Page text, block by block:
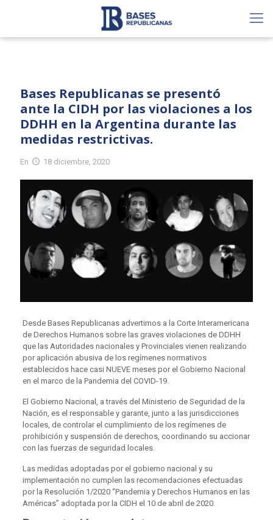
Bases Republicanas se presentó
ante la CIDH por las violaciones a los
DDHH en la Argentina durante las
medidas restrictivas.
En 18 diciembre, 2020
Desde Bases Republicanas advertimos a la Corte Interamericana
de Derechos Humanos sobre las graves violaciones de DDHH
que las Autoridades nacionales y Provinciales vienen realizando
por aplicación abusiva de los regímenes normativos
establecidos hace casi NUEVE meses por el Gobierno Nacional
en el marco de la Pandemia del COVID-19.
El Gobierno Nacional, a través del Ministerio de Seguridad de la
Nación, es el responsable y garante, junto a las jurisdicciones
locales, de controlar el cumplimiento de los regímenes de
prohibición y suspensión de derechos, coordinando su accionar
con las fuerzas de seguridad locales.
Las medidas adoptadas por el gobierno nacional y su
implementación no cumplen las recomendaciones efectuadas
por la Resolución 1/2020 “Pandemia y Derechos Humanos en las
Américas” adoptada por la CIDH el 10 de abril de 2020.